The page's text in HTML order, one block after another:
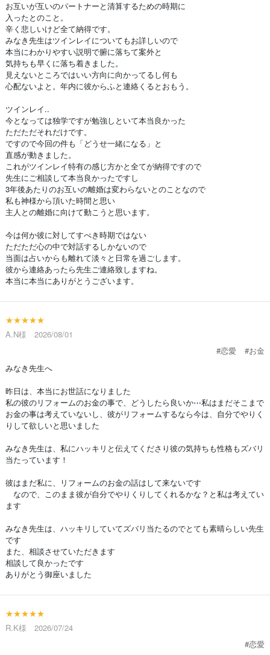
お互いが互いのパートナーと清算するための時期に
入ったとのこと。
辛く悲しいけど全て納得です。
みなき先生はツインレイについてもお詳しいので
本当にわかりやすい説明で腑に落ちて案外と
気持ちも早くに落ち着きました。
見えないところではいい方向に向かってるし何も
心配ないよと。年内に彼からふと連絡くるとおもう。
ツインレイ..
今となっては独学ですが勉強しといて本当良かった
ただただそれだけです。
ですので今回の件も「どうせ一緒になる」と
直感が動きました。
これがツインレイ特有の感じ方かと全てが納得ですので
先生にご相談して本当良かったですし
3年後あたりのお互いの離婚は変わらないとのことなので
私も神様から頂いた時間と思い
主人との離婚に向けて動こうと思います。
今は何か彼に対してすべき時期ではない
ただただ心の中で対話するしかないので
当面は占いからも離れて淡々と日常を過ごします。
彼から連絡あったら先生ご連絡致しますね。
本当に本当にありがとうございます。
★★★★★
A.N様 2026/08/01
#恋愛
#お金
みなき先生へ
昨日は、本当にお世話になりました
私の彼のリフォームのお金の事で、どうしたら良いか⋯私はまだそこまで
お金の事は考えていないし、彼がリフォームするなら今は、自分でやりく
りして欲しいと思いました
みなき先生は、私にハッキリと伝えてくださり彼の気持ちも性格もズバリ
当たっています！
彼はまだ私に、リフォームのお金の話はして来ないです
なので、このまま彼が自分でやりくりしてくれるかな？と私は考えてい
ます
みなき先生は、ハッキリしていてズバリ当たるのでとても素晴らしい先生
です
また、相談させていただきます
相談して良かったです
ありがとう御座いました
★★★★★
R.K様 2026/07/24
#恋愛